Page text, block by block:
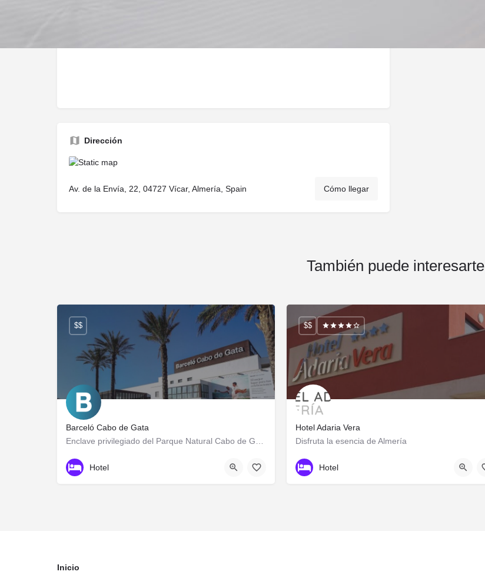
Dirección
Av. de la Envía, 22, 04727 Vícar, Almería, Spain Cómo llegar
También puede interesarte
Barceló Cabo de Gata
950184250
$$
Hotel
Hotel Adaria Vera
Disfruta la esencia de Almería
+34950617078
$$
Hotel
Inicio